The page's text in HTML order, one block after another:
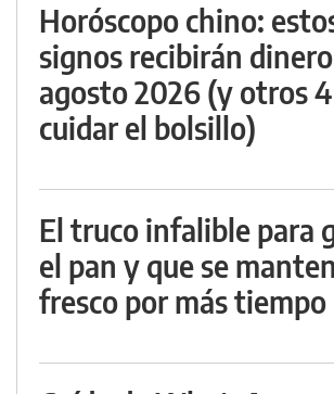
Horóscopo chino:
signos recibirán
agosto 2026 (y otros
cuidar el bolsillo)
El truco infalible para
el pan y que se
fresco por más tiempo